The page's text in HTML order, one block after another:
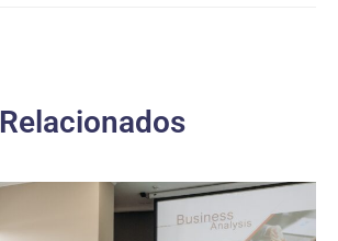
Relacionados